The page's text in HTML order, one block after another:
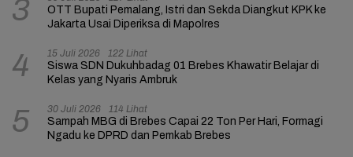
3
OTT Bupati Pemalang, Istri dan Sekda Diangkut KPK ke
Jakarta Usai Diperiksa di Mapolres
4 15 Juli 2026 122 Lihat
Siswa SDN Dukuhbadag 01 Brebes Khawatir Belajar di
Kelas yang Nyaris Ambruk
5 30 Juli 2026 114 Lihat
Sampah MBG di Brebes Capai 22 Ton Per Hari, Formagi
Ngadu ke DPRD dan Pemkab Brebes